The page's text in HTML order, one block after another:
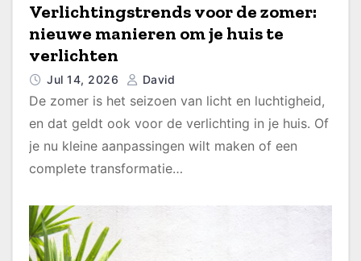
Verlichtingstrends voor de zomer:
nieuwe manieren om je huis te
verlichten
Jul 14, 2026 David
De zomer is het seizoen van licht en luchtigheid,
en dat geldt ook voor de verlichting in je huis. Of
je nu kleine aanpassingen wilt maken of een
complete transformatie…